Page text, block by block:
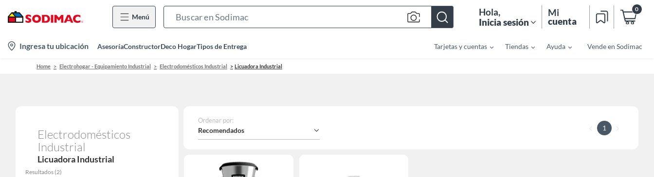
Menú
Bar
Hola,
Inicia sesión
Mi
cuenta
0
location-
icon
Ingresa tu ubicación AsesoríaConstructorDeco HogarTipos de Entrega Tarjetas y cuentas Tiendas Ayuda Vende en Sodimac
Home Electrohogar - Equipamiento Industrial Electrodomésticos Industrial Licuadora Industrial
Electrodomésticos
Industrial
Licuadora Industrial
Resultados (2)
Ordenar por:
Recomendados 1